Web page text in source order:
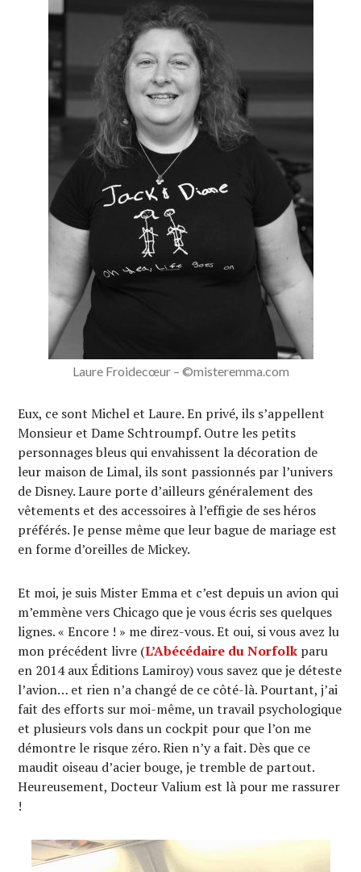
Laure Froidecœur – ©misteremma.com
Eux, ce sont Michel et Laure. En privé, ils s’appellent
Monsieur et Dame Schtroumpf. Outre les petits
personnages bleus qui envahissent la décoration de
leur maison de Limal, ils sont passionnés par l’univers
de Disney. Laure porte d’ailleurs généralement des
vêtements et des accessoires à l’effigie de ses héros
préférés. Je pense même que leur bague de mariage est
en forme d’oreilles de Mickey.
Et moi, je suis Mister Emma et c’est depuis un avion qui
m’emmène vers Chicago que je vous écris ses quelques
lignes. « Encore ! » me direz-vous. Et oui, si vous avez lu
mon précédent livre (L’Abécédaire du Norfolk paru
en 2014 aux Éditions Lamiroy) vous savez que je déteste
l’avion… et rien n’a changé de ce côté-là. Pourtant, j’ai
fait des efforts sur moi-même, un travail psychologique
et plusieurs vols dans un cockpit pour que l’on me
démontre le risque zéro. Rien n’y a fait. Dès que ce
maudit oiseau d’acier bouge, je tremble de partout.
Heureusement, Docteur Valium est là pour me rassurer
!